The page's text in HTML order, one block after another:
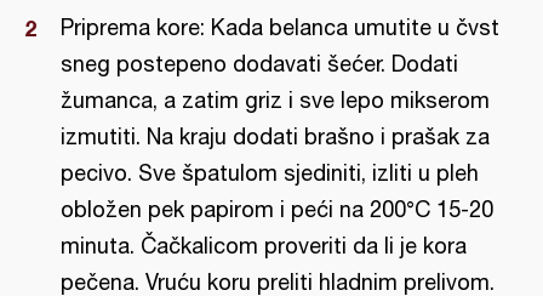
Priprema kore: Kada belanca umutite u čvst
sneg postepeno dodavati šećer. Dodati
žumanca, a zatim griz i sve lepo mikserom
izmutiti. Na kraju dodati brašno i prašak za
pecivo. Sve špatulom sjediniti, izliti u pleh
obložen pek papirom i peći na 200°C 15-20
minuta. Čačkalicom proveriti da li je kora
pečena. Vruću koru preliti hladnim prelivom.